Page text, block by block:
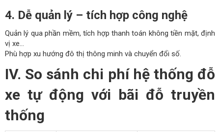
4. Dễ quản lý – tích hợp công nghệ
Quản lý qua phần mềm, tích hợp thanh toán không tiền mặt, định
vị xe…
Phù hợp xu hướng đô thị thông minh và chuyển đổi số.
IV. So sánh chi phí hệ thống đỗ
xe tự động với bãi đỗ truyền
thống